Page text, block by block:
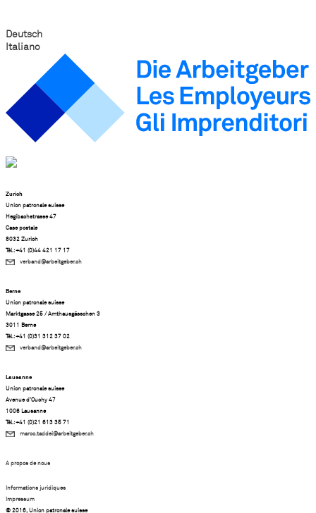
Deutsch
Italiano
Zurich
Union patronale suisse
Hegibachstrasse 47
Case postale
8032 Zurich
Tél.: +41 (0)44 421 17 17
verband@arbeitgeber.ch
Berne
Union patronale suisse
Marktgasse 25 / Amthausgässchen 3
3011 Berne
Tél.: +41 (0)31 312 37 02
verband@arbeitgeber.ch
Lausanne
Union patronale suisse
Avenue d’Ouchy 47
1006 Lausanne
Tél.: +41 (0)21 613 35 71
marco.taddei@arbeitgeber.ch
A propos de nous
Informations juridiques
Impressum
© 2016, Union patronale suisse